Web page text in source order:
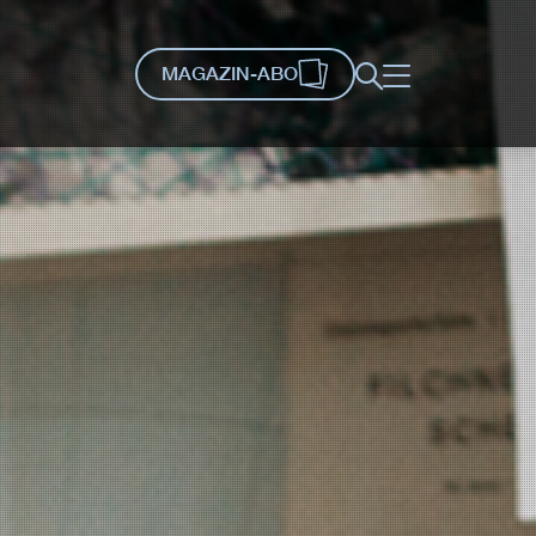
Menü
Suche
MAGAZIN-ABO